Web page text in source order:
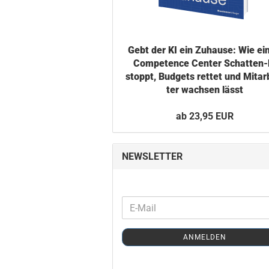
Gebt der KI ein Zu­hau­se: Wie
Com­pe­tence Cen­ter Schatten-​
stoppt, Bud­gets ret­tet und
ter wach­sen lässt
ab 23,95 EUR
NEWSLETTER
WEITER
ZUR
NEWSLETTER-
ANMELDUNG
E-
Mail
ANMELDEN